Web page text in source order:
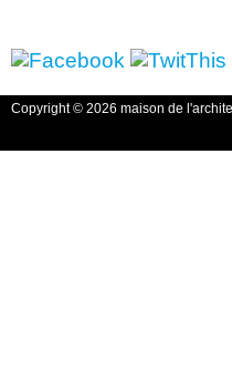
Copyright © 2026 maison de